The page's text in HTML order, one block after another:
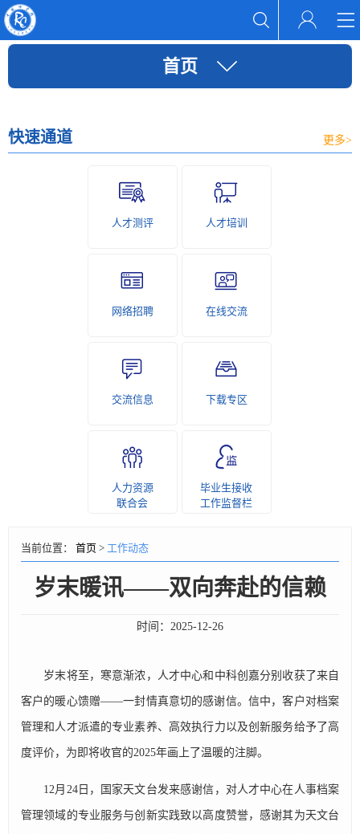
首页
快速通道 更多>
人才测评 人才培训
网络招聘 在线交流
交流信息 下载专区
人力资源
联合会
毕业生接收
工作监督栏
当前位置： 首页 > 工作动态
岁末暖讯——双向奔赴的信赖
时间： 2025-12-26
岁末将至，寒意渐浓，人才中心和中科创嘉分别收获了来自
客户的暖心馈赠——一封情真意切的感谢信。信中，客户对档案
管理和人才派遣的专业素养、高效执行力以及创新服务给予了高
度评价，为即将收官的2025年画上了温暖的注脚。
12月24日，国家天文台发来感谢信，对人才中心在人事档案
管理领域的专业服务与创新实践致以高度赞誉，感谢其为天文台